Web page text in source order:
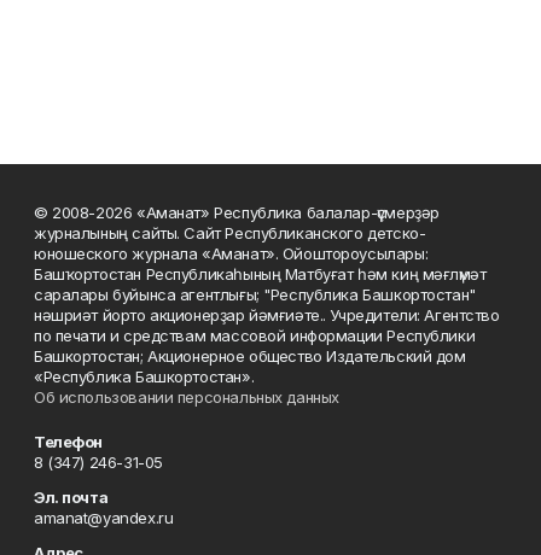
© 2008-2026 «Аманат» Республика балалар-үҫмерҙәр
журналының сайты. Сайт Республиканского детско-
юношеского журнала «Аманат». Ойоштороусылары:
Башҡортостан Республикаһының Матбуғат һәм киң мәғлүмәт
саралары буйынса агентлығы; "Республика Башкортостан"
нәшриәт йорто акционерҙар йәмғиәте.. Учредители: Агентство
по печати и средствам массовой информации Республики
Башкортостан; Акционерное общество Издательский дом
«Республика Башкортостан».
Об использовании персональных данных
Телефон
8 (347) 246-31-05
Эл. почта
amanat@yandex.ru